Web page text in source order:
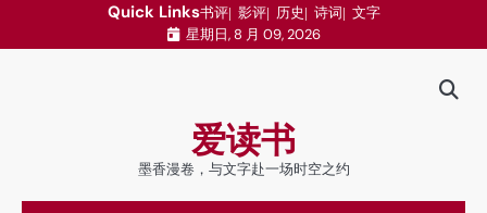
Quick Links书评 影评 历史 诗词 文字
星期日, 8 月 09, 2026
爱读书
墨香漫卷，与文字赴一场时空之约